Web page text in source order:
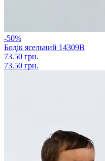
-50%
Бодік ясельний 14309В
73.50 грн.
73.50 грн.